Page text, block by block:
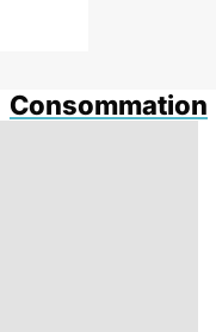
Consommation